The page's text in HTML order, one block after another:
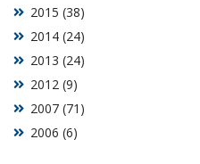
2006 (6)
2007 (71)
2012 (9)
2013 (24)
2014 (24)
2015 (38)